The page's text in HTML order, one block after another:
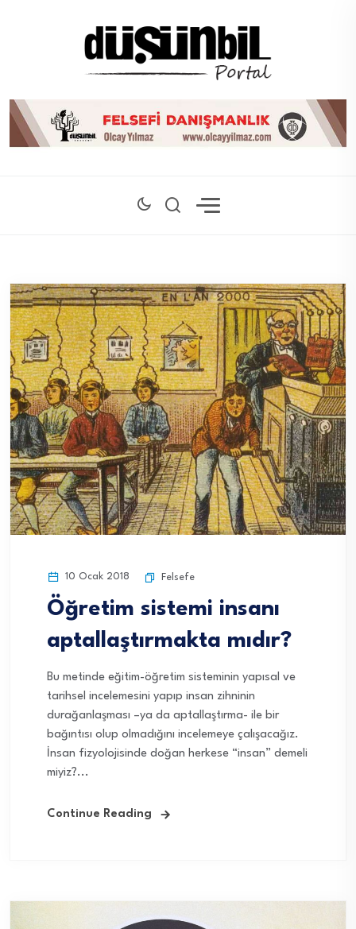
10 Ocak 2018 Felsefe
Öğretim sistemi insanı
aptallaştırmakta mıdır?
Bu metinde eğitim-öğretim sisteminin yapısal ve
tarihsel incelemesini yapıp insan zihninin
durağanlaşması –ya da aptallaştırma- ile bir
bağıntısı olup olmadığını incelemeye çalışacağız.
İnsan fizyolojisinde doğan herkese “insan” demeli
miyiz?...
Continue Reading